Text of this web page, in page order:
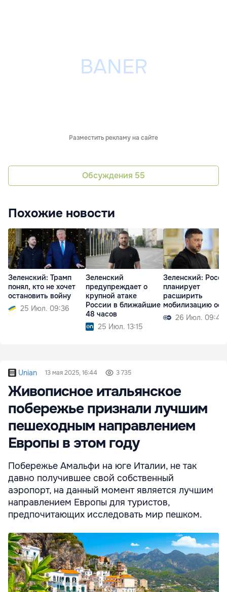
Разместить рекламу на сайте
Обсуждения 55
Похожие новости
Зеленский: Трамп
понял, кто не хочет
остановить войну
25 Июл. 09:36
Зеленский
предупреждает о
крупной атаке
России в ближайшие
48 часов
25 Июл. 13:15
Зеленский:
планирует
расширить
мобилизацию
26 Июл. 09:49
Unian 13 мая 2025, 16:44 3 735
Живописное итальянское
побережье признали лучшим
пешеходным направлением
Европы в этом году
Побережье Амальфи на юге Италии, не так
давно получившее свой собственный
аэропорт, на данный момент является лучшим
направлением Европы для туристов,
предпочитающих исследовать мир пешком.